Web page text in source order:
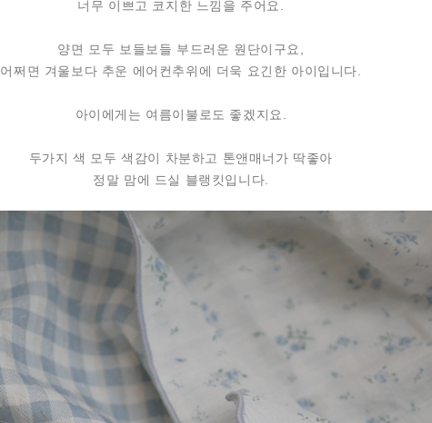
너무 이쁘고 코지한 느낌을 주어요.
양면 모두 보들보들 부드러운 원단이구요,
어쩌면 겨울보다 추운 에어컨추위에 더욱 요긴한 아이입니다.
아이에게는 여름이불로도 좋겠지요.
두가지 색 모두 색감이 차분하고 톤앤매너가 딱좋아
정말 맘에 드실 블랭킷입니다.